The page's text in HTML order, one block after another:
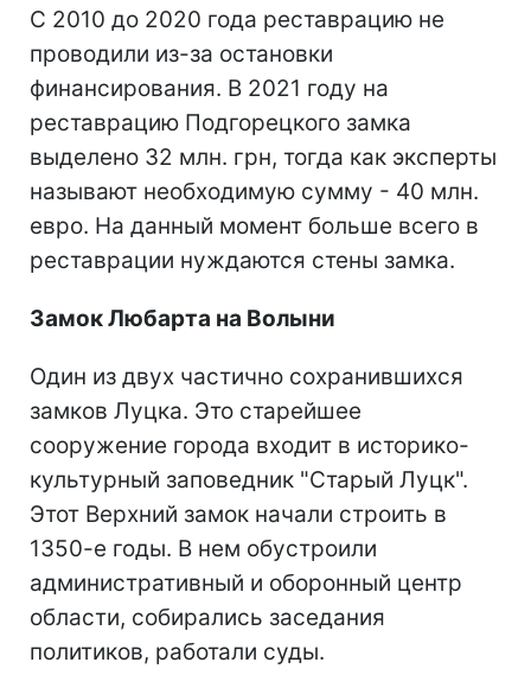
С 2010 до 2020 года реставрацию не
проводили из-за остановки
финансирования. В 2021 году на
реставрацию Подгорецкого замка
выделено 32 млн. грн, тогда как эксперты
называют необходимую сумму - 40 млн.
евро. На данный момент больше всего в
реставрации нуждаются стены замка.
Замок Любарта на Волыни
Один из двух частично сохранившихся
замков Луцка. Это старейшее
сооружение города входит в историко-
культурный заповедник "Старый Луцк".
Этот Верхний замок начали строить в
1350-е годы. В нем обустроили
административный и оборонный центр
области, собирались заседания
политиков, работали суды.